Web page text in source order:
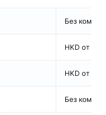
Без
HKD от 18
HKD от 5
Без